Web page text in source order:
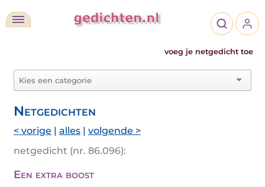
voeg je netgedicht toe
Netgedichten
< vorige | alles | volgende >
netgedicht (nr. 86.096):
Een extra boost